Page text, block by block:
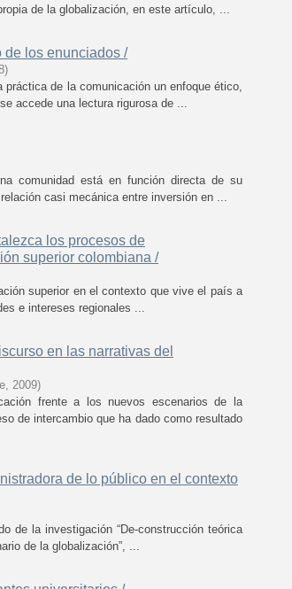
de la globalización, en este artículo, ...
de los enunciados /
)
de la comunicación un enfoque ético,
accede una lectura rigurosa de ...
comunidad está en función directa de su
casi mecánica entre inversión en ...
los procesos de
superior colombiana /
superior en el contexto que vive el país a
e intereses regionales ...
en las narrativas del
, 2009)
frente a los nuevos escenarios de la
de intercambio que ha dado como resultado
de lo público en el contexto
de la investigación “De-construcción teórica
de la globalización”, ...